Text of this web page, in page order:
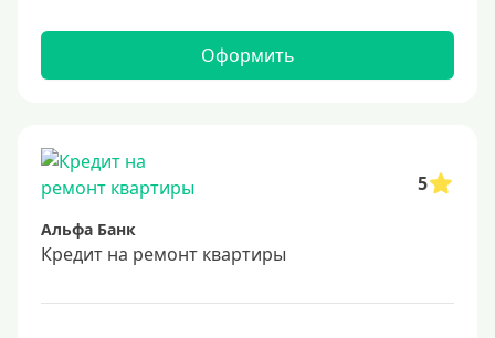
Оформить
5
Альфа Банк
Кредит на ремонт квартиры